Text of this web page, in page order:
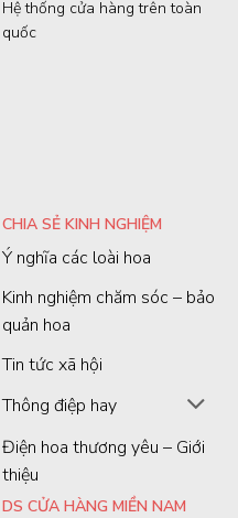
Hệ thống cửa hàng trên toàn
quốc
CHIA SẺ KINH NGHIỆM
Ý nghĩa các loài hoa
Kinh nghiệm chăm sóc – bảo
quản hoa
Tin tức xã hội
Thông điệp hay
Điện hoa thương yêu – Giới
thiệu
DS CỬA HÀNG MIỀN NAM